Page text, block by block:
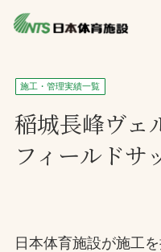
私たちの強み
ニュース
施工・管理実績一覧
施工・管理実績一覧
稲城長峰ヴェ
フィールドサ
日本体育施設が施工